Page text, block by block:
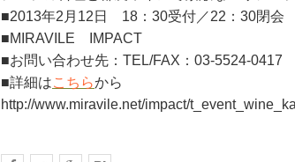
■2013年2月12日 18：30受付／22：30閉会
■MIRAVILE IMPACT
■お問い合わせ先：TEL/FAX：03-5524-0417
■詳細はこちらから
http://www.miravile.net/impact/